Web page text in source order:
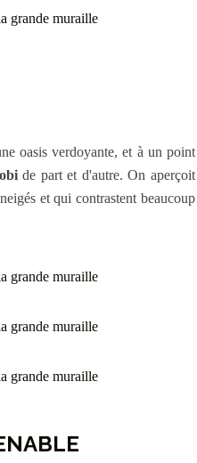
oasis verdoyante, et à un point
de part et d'autre. On aperçoit
et qui contrastent beaucoup